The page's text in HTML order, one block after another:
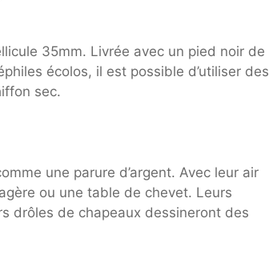
35mm. Livrée avec un pied noir de
écolos, il est possible d’utiliser des
sec.
une parure d’argent. Avec leur air
ou une table de chevet. Leurs
drôles de chapeaux dessineront des